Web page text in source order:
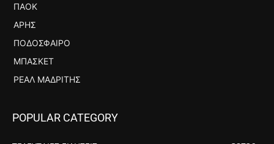
ΠΑΟΚ
ΆΡΗΣ
ΠΟΔΌΣΦΑΙΡΟ
ΜΠΆΣΚΕΤ
ΡΕΆΛ ΜΑΔΡΊΤΗΣ
POPULAR CATEGORY